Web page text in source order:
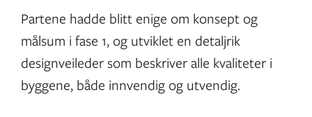
Partene hadde blitt enige om konsept og
målsum i fase 1, og utviklet en detaljrik
designveileder som beskriver alle kvaliteter i
byggene, både innvendig og utvendig.